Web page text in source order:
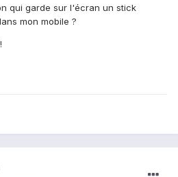
qui garde sur l'écran un stick
mon mobile ?